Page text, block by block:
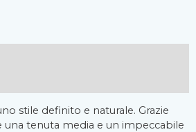
stile definito e naturale. Grazie
una tenuta media e un impeccabile